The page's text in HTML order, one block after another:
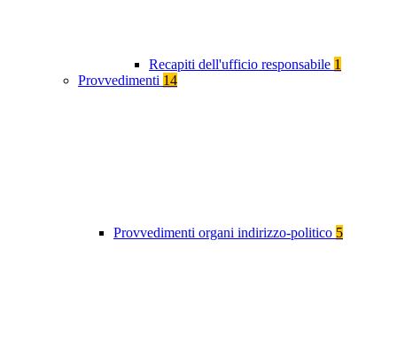
Recapiti dell'ufficio responsabile 1
Provvedimenti 14
Provvedimenti organi indirizzo-politico 5